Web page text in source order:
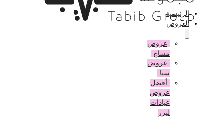
الرئيسية
العروض
عروض
مساج
عروض
أفضل
عروض
عيادات